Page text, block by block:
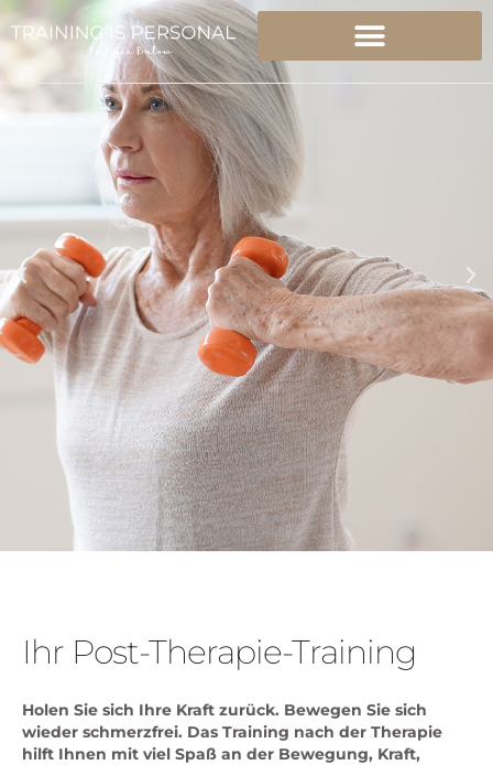
BERATUNGSTERMIN VEREINBAREN
Ihr Post-Therapie-Training
Holen Sie sich Ihre Kraft zurück. Bewegen Sie sich
wieder schmerzfrei. Das Training nach der Therapie
hilft Ihnen mit viel Spaß an der Bewegung, Kraft,